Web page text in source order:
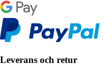
Leverans och retur